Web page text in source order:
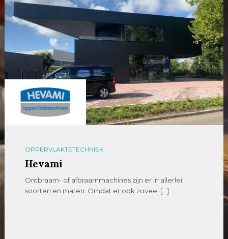
OPPERVLAKTETECHNIEK
Hevami
Ontbraam- of afbraammachines zijn er in allerlei
soorten en maten. Omdat er ook zoveel […]